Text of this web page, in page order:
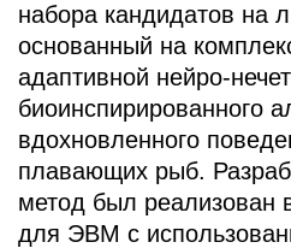
набора кандидатов на
основанный на
адаптивной нейро-
биоинспирированного
вдохновленного
плавающих рыб.
метод был реализован
для ­ЭВМ с